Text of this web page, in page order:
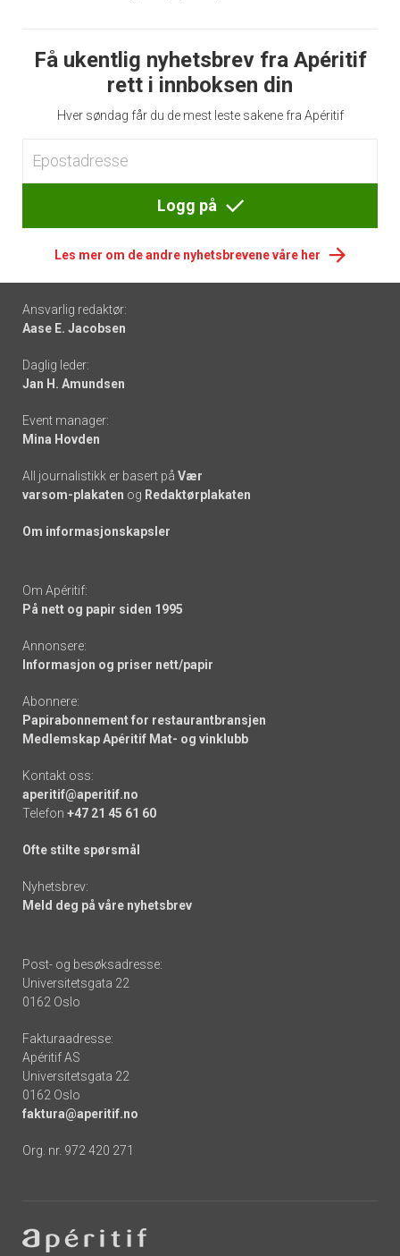
Få ukentlig nyhetsbrev fra Apéritif
rett i innboksen din
Hver søndag får du de mest leste sakene fra Apéritif
Logg på
Les mer om de andre nyhetsbrevene våre her
Footer
-
links
Ansvarlig redaktør:
Aase E. Jacobsen
Daglig leder:
Jan H. Amundsen
Event manager:
Mina Hovden
All journalistikk er basert på Vær
varsom-plakaten og Redaktørplakaten
Om informasjonskapsler
Om Apéritif:
På nett og papir siden 1995
Annonsere:
Informasjon og priser nett/papir
Abonnere:
Papirabonnement for restaurantbransjen
Medlemskap Apéritif Mat- og vinklubb
Kontakt oss:
aperitif@aperitif.no
Telefon +47 21 45 61 60
Ofte stilte spørsmål
Nyhetsbrev:
Meld deg på våre nyhetsbrev
Post- og besøksadresse:
Universitetsgata 22
0162 Oslo
Fakturaadresse:
Apéritif AS
Universitetsgata 22
0162 Oslo
faktura@aperitif.no
Org. nr. 972 420 271